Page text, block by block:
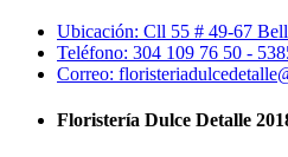
Ubicación: Cll 55 # 49-67
Teléfono: 304 109 76 50 -
Correo:
Floristería Dulce Detalle